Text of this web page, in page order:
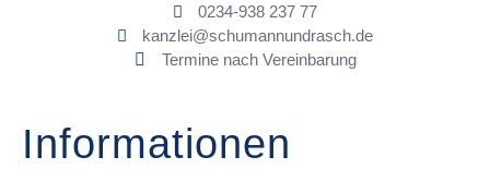
0234-938 237 77
kanzlei@schumannundrasch.de
Termine nach Vereinbarung
Informationen